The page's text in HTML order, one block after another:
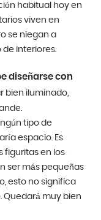
habitual hoy en
viven en
se niegan a
interiores.
diseñarse con
bien iluminado,
tipo de
espacio. Es
figuritas en los
ser más pequeñas
esto no significa
Quedará muy bien